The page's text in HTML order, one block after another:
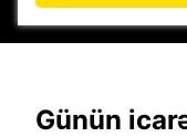
Günün